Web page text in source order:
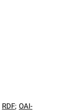
RDF; OAI-